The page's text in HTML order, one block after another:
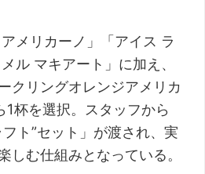
メリカーノ」「アイス ラ
ル マキアート」に加え、
クリングオレンジアメリカ
杯を選択。スタッフから
フト”セット」が渡され、実
しむ仕組みとなっている。